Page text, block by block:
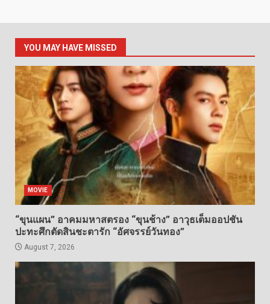
YOU MAY HAVE MISSED
MOVIE
“ขุนแผน” อาคมมหาสตรอง “ขุนช้าง” อาวุธเต็มออปชัน
ปะทะศึกตัดสินชะตารัก “อัศจรรย์วันทอง”
August 7, 2026